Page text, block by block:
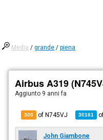
Media /grande /piena
Airbus A319
Aggiunto 9 anni fa
300 of N745VJ 30161
John Giambone